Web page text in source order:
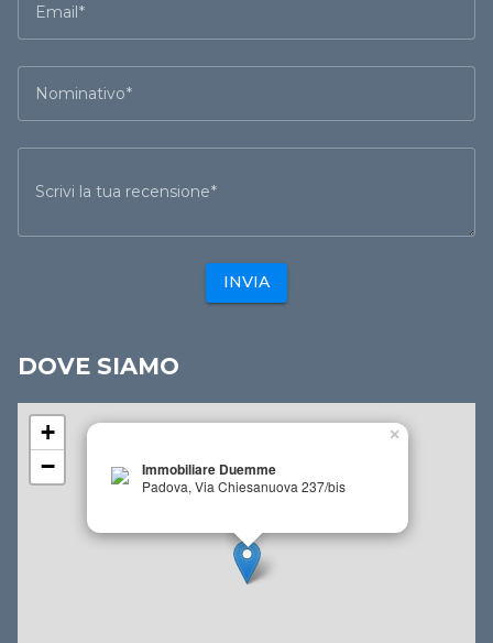
Email
Nominativo
Scrivi la tua recensione
INVIA
DOVE SIAMO
Immobiliare Duemme
Padova, Via Chiesanuova 237/bis
×
+
−